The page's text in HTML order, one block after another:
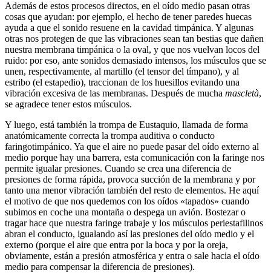
Además de estos procesos directos, en el oído medio pasan otras
cosas que ayudan: por ejemplo, el hecho de tener paredes huecas
ayuda a que el sonido resuene en la cavidad timpánica. Y algunas
otras nos protegen de que las vibraciones sean tan bestias que dañen
nuestra membrana timpánica o la oval, y que nos vuelvan locos del
ruido: por eso, ante sonidos demasiado intensos, los músculos que se
unen, respectivamente, al martillo (el tensor del tímpano), y al
estribo (el estapedio), traccionan de los huesillos evitando una
vibración excesiva de las membranas. Después de mucha mascletà,
se agradece tener estos músculos.
Y luego, está también la trompa de Eustaquio, llamada de forma
anatómicamente correcta la trompa auditiva o conducto
faringotimpánico. Ya que el aire no puede pasar del oído externo al
medio porque hay una barrera, esta comunicación con la faringe nos
permite igualar presiones. Cuando se crea una diferencia de
presiones de forma rápida, provoca succión de la membrana y por
tanto una menor vibración también del resto de elementos. He aquí
el motivo de que nos quedemos con los oídos «tapados» cuando
subimos en coche una montaña o despega un avión. Bostezar o
tragar hace que nuestra faringe trabaje y los músculos periestafilinos
abran el conducto, igualando así las presiones del oído medio y el
externo (porque el aire que entra por la boca y por la oreja,
obviamente, están a presión atmosférica y entra o sale hacia el oído
medio para compensar la diferencia de presiones).